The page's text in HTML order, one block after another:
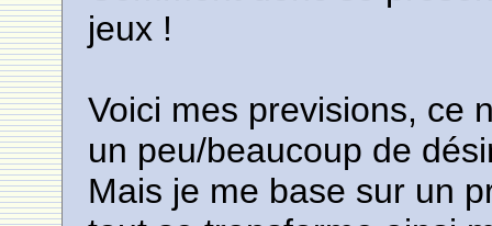
jeux !
Voici mes previsions, ce
un peu/beaucoup de
Mais je me base sur un